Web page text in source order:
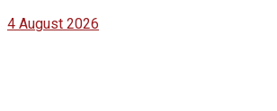
4 August 2026